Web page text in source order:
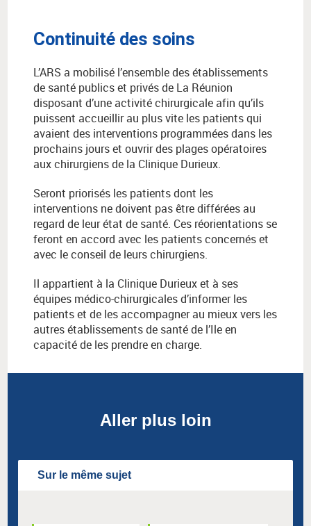
Continuité des soins
L’ARS a mobilisé l’ensemble des établissements
de santé publics et privés de La Réunion
disposant d’une activité chirurgicale afin qu’ils
puissent accueillir au plus vite les patients qui
avaient des interventions programmées dans les
prochains jours et ouvrir des plages opératoires
aux chirurgiens de la Clinique Durieux.
Seront priorisés les patients dont les
interventions ne doivent pas être différées au
regard de leur état de santé. Ces réorientations se
feront en accord avec les patients concernés et
avec le conseil de leurs chirurgiens.
Il appartient à la Clinique Durieux et à ses
équipes médico-chirurgicales d’informer les
patients et de les accompagner au mieux vers les
autres établissements de santé de l’Ile en
capacité de les prendre en charge.
Aller plus loin
Sur le même sujet